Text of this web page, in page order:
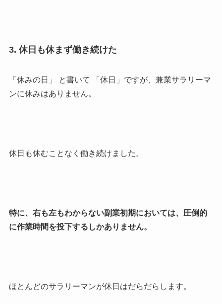
3. 休日も休まず働き続けた
「休みの日」 と書いて 「休日」ですが、兼業サラリーマ
ンに休みはありません。
休日も休むことなく働き続けました。
特に、右も左もわからない副業初期においては、圧倒的
に作業時間を投下するしかありません。
ほとんどのサラリーマンが休日はだらだらします。